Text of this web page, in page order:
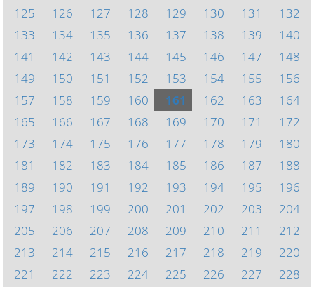
125
126 127 128 129 130 131
132
133
134 135 136 137 138 139
140
141
142 143 144 145 146 147
148
149
150 151 152 153 154 155
156
157
158 159 160 161 162 163
164
165
166 167 168 169 170 171
172
173
174 175 176 177 178 179
180
181
182 183 184 185 186 187
188
189
190 191 192 193 194 195
196
197
198 199 200 201 202 203
204
205
206 207 208 209 210 211
212
213
214 215 216 217 218 219
220
221
222 223 224 225 226 227
228